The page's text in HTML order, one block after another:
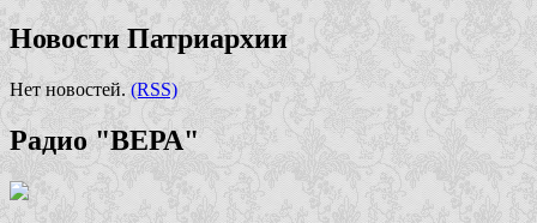
Новости Патриархии
Нет новостей.(RSS)
Радио "ВЕРА"